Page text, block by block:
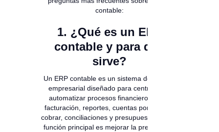
contable:
1. ¿Qué es un ERP
contable y para qué
sirve?
Un ERP contable es un sistema de gestión
empresarial diseñado para centralizar y
automatizar procesos financieros como
facturación, reportes, cuentas por pagar y
cobrar, conciliaciones y presupuestación. Su
función principal es mejorar la precisión de